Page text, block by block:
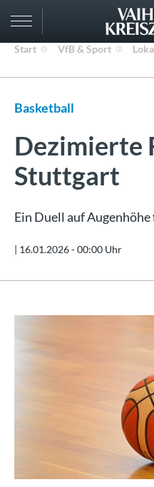
Start VfB & Sport
Basketball
Dezimierte
Stuttgart
Ein Duell auf Augenhöhe
| 16.01.2026 - 00:00 Uhr